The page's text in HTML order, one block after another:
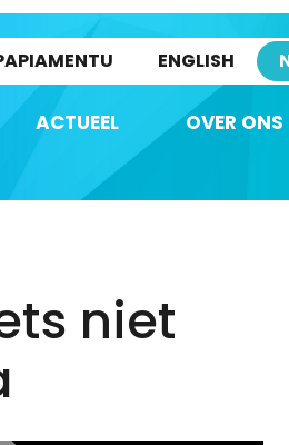
ENGLISH
ACTUEEL OVER ONS
niet